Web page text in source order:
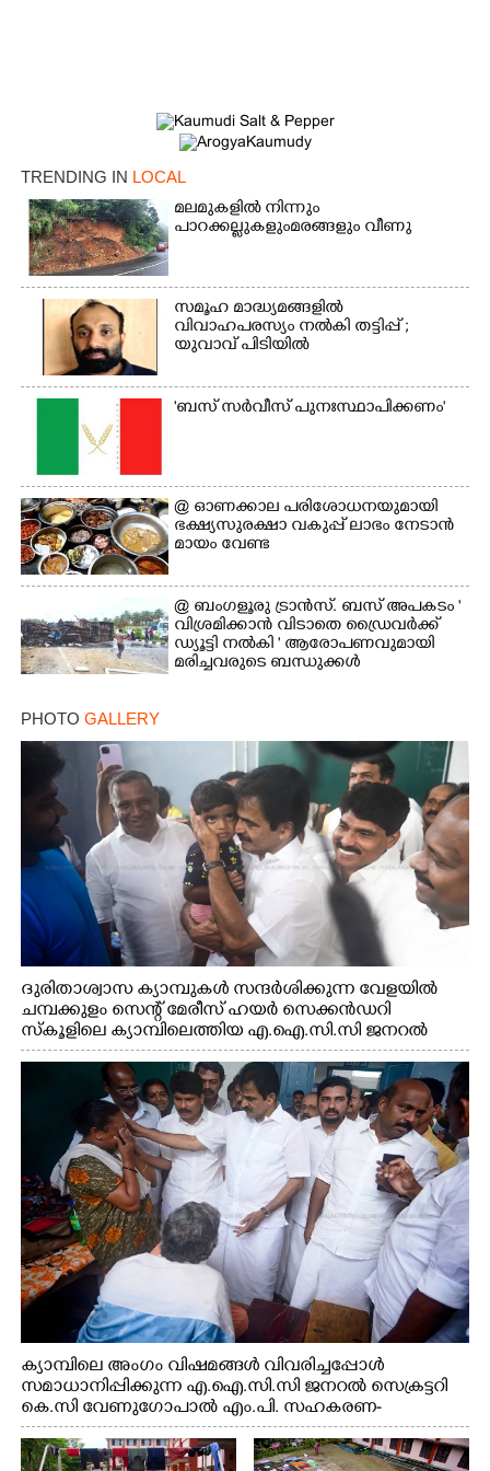
TRENDING IN LOCAL
മലമുകളിൽ നിന്നും
പാറക്കല്ലുകളുംമരങ്ങളും വീണു
സമൂഹ മാദ്ധ്യമങ്ങളിൽ
വിവാഹപരസ്യം നൽകി തട്ടിപ്പ് ;
യുവാവ് പിടിയിൽ
'ബസ് സർവീസ് പുനഃസ്ഥാപിക്കണം'
@​​​​​​​ ഓണക്കാല പരിശോധനയുമായി
ഭക്ഷ്യസുരക്ഷാ വകുപ്പ് ലാഭം നേടാൻ
മായം വേണ്ട
@ ബംഗളൂരു ട്രാൻസ്. ബസ് അപകടം '
വി​ശ്ര​മിക്കാൻ വിടാതെ ഡ്രൈ​വ​ർ​ക്ക്
ഡ്യൂട്ടി നൽകി ' ആരോപണവുമായി
മരിച്ചവരുടെ ബന്ധുക്കൾ
PHOTO GALLERY
ദുരിതാശ്വാസ ക്യാമ്പുകൾ സന്ദർശിക്കുന്ന വേളയിൽ
ചമ്പക്കുളം സെന്റ് മേരീസ് ഹയർ സെക്കൻഡറി
സ്കൂളിലെ ക്യാമ്പിലെത്തിയ എ.ഐ.സി.സി ജനറൽ
സെക്രട്ടറി കെ.സി വേണുഗോപാൽ എം.പി കുരുന്നിനെ
എടുത്ത് ലാളിച്ചപ്പോൾ. സഹകരണ-എക്സൈസ്
വകുപ്പ് മന്ത്രി എം. ലിജു, കൃഷിവകുപ്പ് മന്ത്രി ടി. സിദ്ദിഖ്,
റെജി ചെറിയാൻ എം. എൽ. എ എന്നിവർ സമീപം
ക്യാമ്പിലെ അംഗം വിഷമങ്ങൾ വിവരിച്ചപ്പോൾ
സമാധാനിപ്പിക്കുന്ന എ.ഐ.സി.സി ജനറൽ സെക്രട്ടറി
കെ.സി വേണുഗോപാൽ എം.പി. സഹകരണ-
എക്സൈസ് വകുപ്പ് മന്ത്രി എം. ലിജു, എന്നിവർ
Copy Link